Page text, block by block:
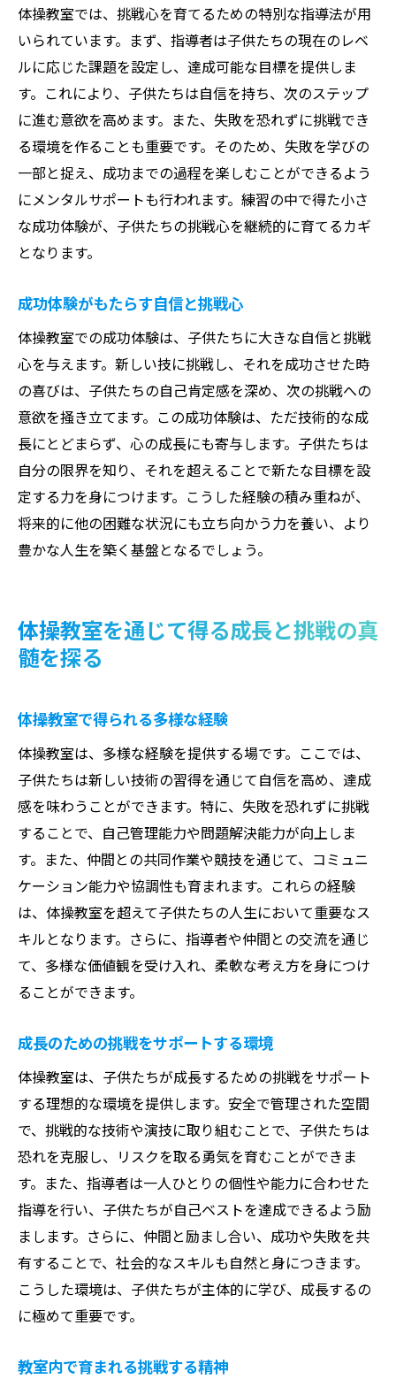
体操教室では、挑戦心を育てるための特別な指導法が用
いられています。まず、指導者は子供たちの現在のレベ
ルに応じた課題を設定し、達成可能な目標を提供しま
す。これにより、子供たちは自信を持ち、次のステップ
に進む意欲を高めます。また、失敗を恐れずに挑戦でき
る環境を作ることも重要です。そのため、失敗を学びの
一部と捉え、成功までの過程を楽しむことができるよう
にメンタルサポートも行われます。練習の中で得た小さ
な成功体験が、子供たちの挑戦心を継続的に育てるカギ
となります。
成功体験がもたらす自信と挑戦心
体操教室での成功体験は、子供たちに大きな自信と挑戦
心を与えます。新しい技に挑戦し、それを成功させた時
の喜びは、子供たちの自己肯定感を深め、次の挑戦への
意欲を掻き立てます。この成功体験は、ただ技術的な成
長にとどまらず、心の成長にも寄与します。子供たちは
自分の限界を知り、それを超えることで新たな目標を設
定する力を身につけます。こうした経験の積み重ねが、
将来的に他の困難な状況にも立ち向かう力を養い、より
豊かな人生を築く基盤となるでしょう。
体操教室を通じて得る成長と挑戦の真
髄を探る
体操教室で得られる多様な経験
体操教室は、多様な経験を提供する場です。ここでは、
子供たちは新しい技術の習得を通じて自信を高め、達成
感を味わうことができます。特に、失敗を恐れずに挑戦
することで、自己管理能力や問題解決能力が向上しま
す。また、仲間との共同作業や競技を通じて、コミュニ
ケーション能力や協調性も育まれます。これらの経験
は、体操教室を超えて子供たちの人生において重要なス
キルとなります。さらに、指導者や仲間との交流を通じ
て、多様な価値観を受け入れ、柔軟な考え方を身につけ
ることができます。
成長のための挑戦をサポートする環境
体操教室は、子供たちが成長するための挑戦をサポート
する理想的な環境を提供します。安全で管理された空間
で、挑戦的な技術や演技に取り組むことで、子供たちは
恐れを克服し、リスクを取る勇気を育むことができま
す。また、指導者は一人ひとりの個性や能力に合わせた
指導を行い、子供たちが自己ベストを達成できるよう励
まします。さらに、仲間と励まし合い、成功や失敗を共
有することで、社会的なスキルも自然と身につきます。
こうした環境は、子供たちが主体的に学び、成長するの
に極めて重要です。
教室内で育まれる挑戦する精神